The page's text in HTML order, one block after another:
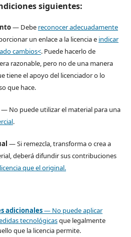
siguientes:
— Debe reconocer adecuadamente
un enlace a la licencia e indicar
cambios<. Puede hacerlo de
razonable, pero no de una manera
tiene el apoyo del licenciador o lo
que hace.
— No puede utilizar el material para una
.
— Si remezcla, transforma o crea a
deberá difundir sus contribuciones
que el original.
adicionales— No puede aplicar
tecnológicasque legalmente
que la licencia permite.